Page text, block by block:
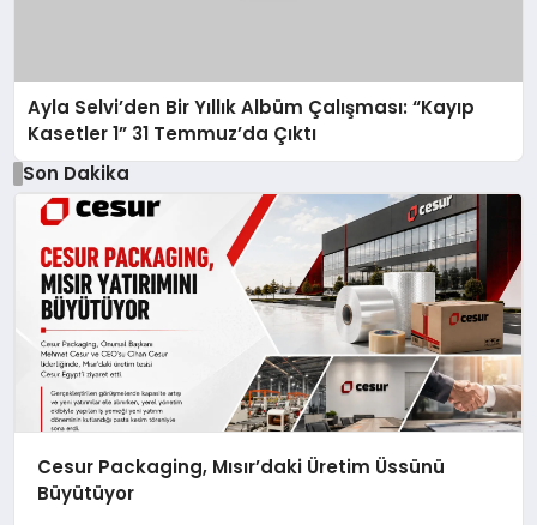
Ayla Selvi’den Bir Yıllık Albüm Çalışması: “Kayıp
Kasetler 1” 31 Temmuz’da Çıktı
Son Dakika
Cesur Packaging, Mısır’daki Üretim Üssünü
Büyütüyor